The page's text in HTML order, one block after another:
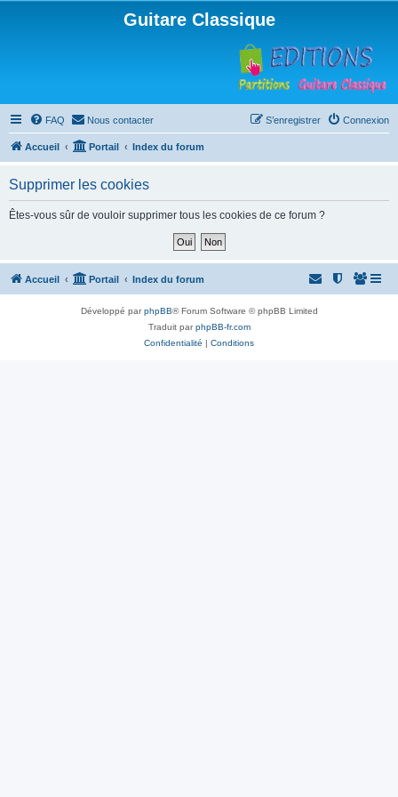
Guitare Classique
FAQ Nous contacter Connexion
S’enregistrer
Accueil Portail Index du forum
Supprimer les cookies
Êtes-vous sûr de vouloir supprimer tous les cookies de ce forum ?
Accueil Portail Index du forum
Développé parphpBB® Forum Software © phpBB Limited
Traduit parphpBB-fr.com
Confidentialité | Conditions